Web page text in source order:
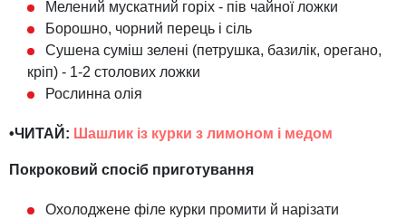
Мелений мускатний горіх - пів чайної ложки
Борошно, чорний перець і сіль
Сушена суміш зелені (петрушка, базилік, орегано,
кріп) - 1-2 столових ложки
Рослинна олія
•ЧИТАЙ: Шашлик із курки з лимоном і медом
Покроковий спосіб приготування
Охолоджене філе курки промити й нарізати